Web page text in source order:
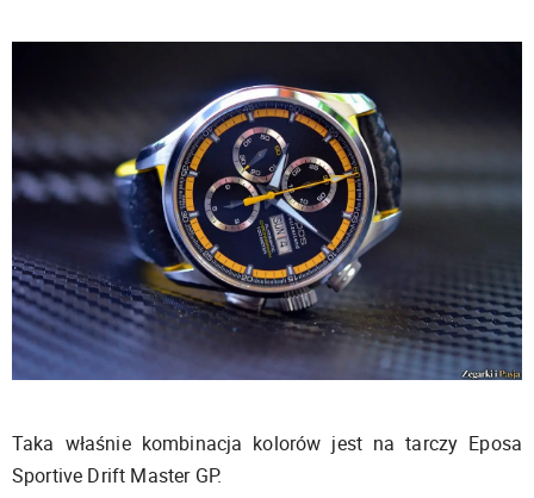
Taka właśnie kombinacja kolorów jest na tarczy Eposa
Sportive Drift Master GP.